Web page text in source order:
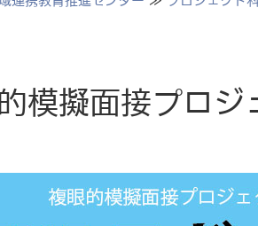
模擬面接プロ